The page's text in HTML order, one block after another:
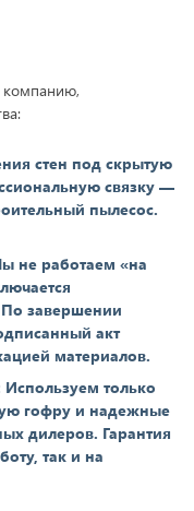
компанию,
стен под скрытую
связку —
пылесос.
не работаем «на
завершении
акт
материалов.
только
гофру и надежные
дилеров. Гарантия
так и на